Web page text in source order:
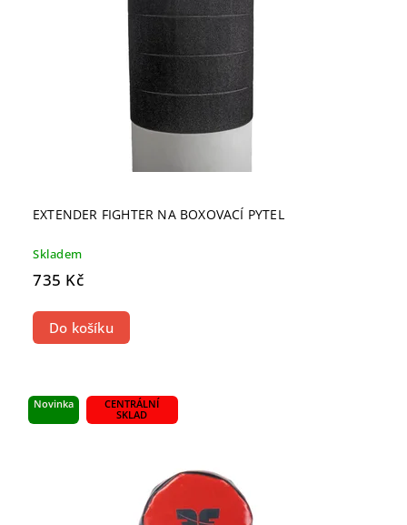
EXTENDER FIGHTER NA BOXOVACÍ PYTEL
Skladem
735 Kč
Do košíku
Novinka
CENTRÁLNÍ
SKLAD